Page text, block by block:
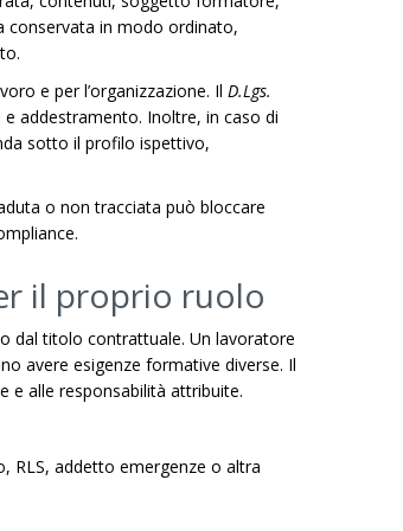
conservata in modo ordinato,
e per l’organizzazione. Il D.Lgs.
addestramento. Inoltre, in caso di
sotto il profilo ispettivo,
o non tracciata può bloccare
il proprio ruolo
dal titolo contrattuale. Un lavoratore
avere esigenze formative diverse. Il
e alle responsabilità attribuite.
RLS, addetto emergenze o altra